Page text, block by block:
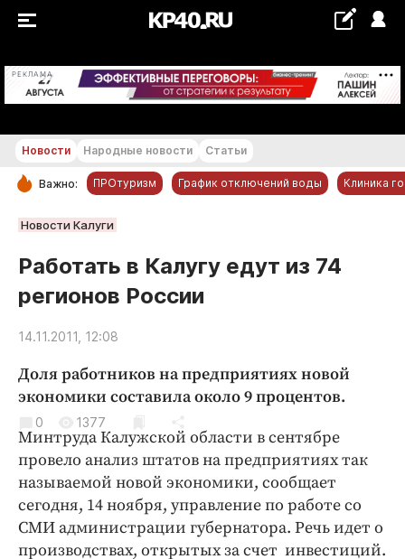
РЕКЛАМА +28...+29 °С
РУБРИКИ
Новости компаний
Статьи
Народные новости
Авто и транспорт
Благоустройство
Криминал
Культура
Недвижимость и ЖКХ
Образование
Общество
Погода
Новости Народные новости Статьи
Важно: ПРОтуризм График отключений воды Клиника
Новости Калуги
Работать в Калугу едут из 74
регионов России
14.11.2011, 12:08
Доля работников на предприятиях новой
экономики составила около 9 процентов.
0 1377
Минтруда Калужской области в сентябре
провело анализ штатов на предприятиях так
называемой новой экономики, сообщает
сегодня, 14 ноября, управление по работе со
СМИ администрации губернатора. Речь идет о
производствах, открытых за счет инвестиций.